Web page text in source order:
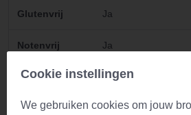
Glutenvrij Ja
Notenvrij Ja
Lactosevrij Ja
Vrij van
Ja
Cookie instellingen
We gebruiken cookies om jouw